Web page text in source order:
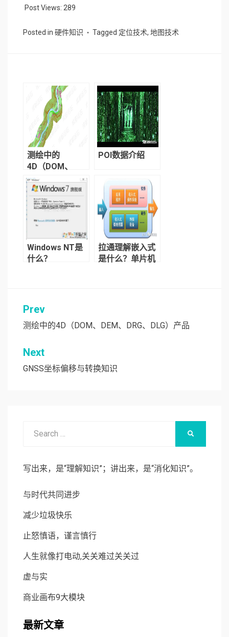
Post Views: 289
Posted in 硬件知识 Tagged 定位技术, 地图技术
测绘中的
4D（DOM、
DEM、DRG、
DLG）产品
POI数据介绍
Windows NT是
什么？
拉通理解嵌入式
是什么？单片机
文
章
导
航
Prev
测绘中的4D（DOM、DEM、DRG、DLG）产品
Next
GNSS坐标偏移与转换知识
写出来，是“理解知识”；讲出来，是“消化知识”。
与时代共同进步
减少垃圾快乐
止怒慎语，谨言慎行
人生就像打电动,关关难过关关过
虚与实
商业画布9大模块
最新文章